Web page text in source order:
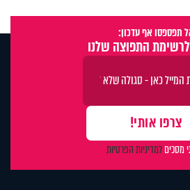
תפספסו אף עדכון:
התפוצה שלנו
מסכיםלמדיניות הפרטיות